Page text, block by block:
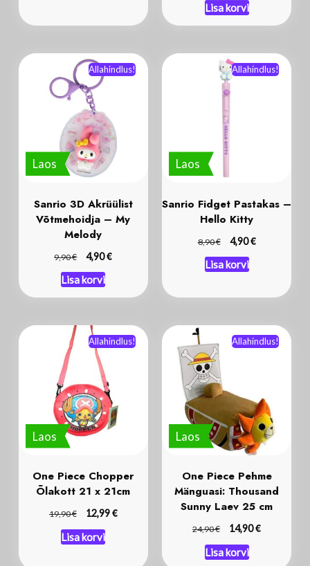
Lisa korvi
Laos
Allahindlus!
Sanrio 3D Akrüülist
Võtmehoidja – My
Melody
9,90€ 4,90€
Lisa korvi
Laos
Allahindlus!
Sanrio Fidget Pastakas –
Hello Kitty
8,90€ 4,90€
Lisa korvi
Laos
Allahindlus!
One Piece Chopper
Õlakott 21 x 21cm
19,90€ 12,99€
Lisa korvi
Laos
Allahindlus!
One Piece Pehme
Mänguasi: Thousand
Sunny Laev 25 cm
24,90€ 14,90€
Lisa korvi